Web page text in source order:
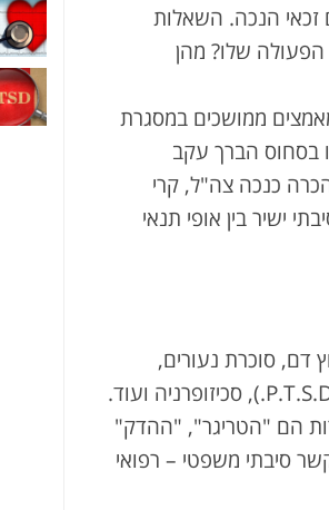
זכאי הנכה. השאלות
הפעולה שלו? מהן
ממושכים במסגרת
בסחוס הברך עקב
כנכה צה"ל, קרי
ישיר בין אופי תנאי
דם, סוכרת נעורים,
וכיו"ב. גם פגיעות נפשיות עלולות להתפרץ במהלך השירות, דוגמת: פוסט טראומה (P.T.S.D.), סכיזופרניה ועוד.
הם "הטריגר", "ההדק"
סיבתי משפטי – רפואי